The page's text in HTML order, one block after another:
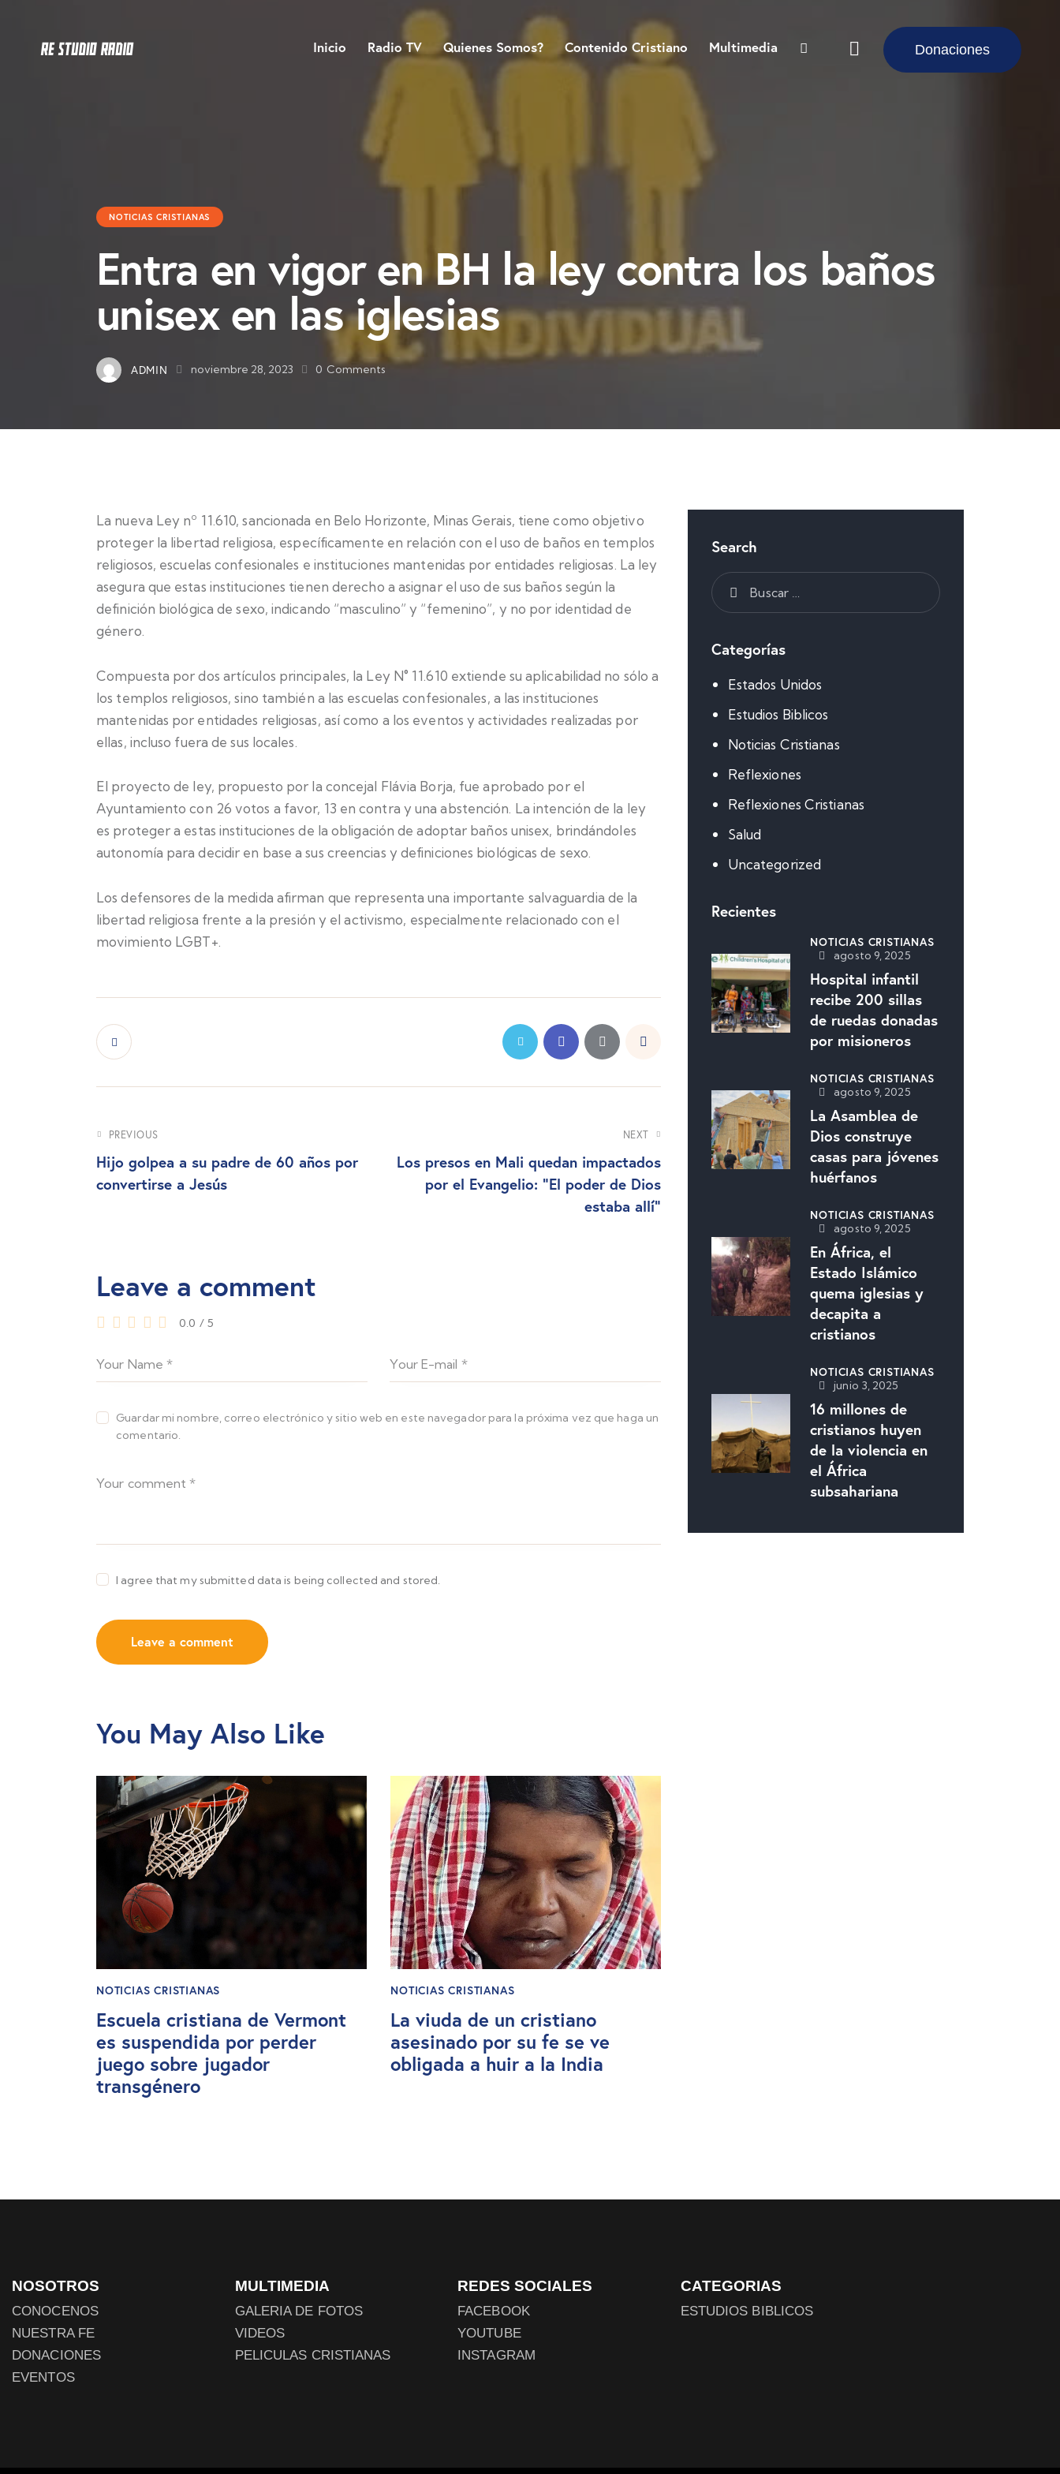
Inicio Radio TV Quienes Somos? Contenido Cristiano Multimedia Donaciones
NOTICIAS CRISTIANAS
Entra en vigor en BH la ley contra los baños
unisex en las iglesias
ADMIN noviembre 28, 2023 0 Comments
La nueva Ley nº 11.610, sancionada en Belo Horizonte, Minas Gerais, tiene como objetivo
proteger la libertad religiosa, específicamente en relación con el uso de baños en templos
religiosos, escuelas confesionales e instituciones mantenidas por entidades religiosas. La ley
asegura que estas instituciones tienen derecho a asignar el uso de sus baños según la
definición biológica de sexo, indicando “masculino” y “femenino”, y no por identidad de
género.
Compuesta por dos artículos principales, la Ley N° 11.610 extiende su aplicabilidad no sólo a
los templos religiosos, sino también a las escuelas confesionales, a las instituciones
mantenidas por entidades religiosas, así como a los eventos y actividades realizadas por
ellas, incluso fuera de sus locales.
El proyecto de ley, propuesto por la concejal Flávia Borja, fueaprobado por el
Ayuntamiento con 26 votos a favor, 13 en contra y una abstención. La intención de la ley
es proteger a estas instituciones de la obligación de adoptar baños unisex, brindándoles
autonomía para decidir en base a sus creencias y definiciones biológicas de sexo.
Los defensores de la medida afirman que representa una importante salvaguardia de la
libertad religiosa frente a la presión y el activismo, especialmente relacionado con el
movimiento LGBT+.
PREVIOUS
Hijo golpea a su padre de 60 años por
convertirse a Jesús
NEXT
Los presos en Mali quedan impactados
por el Evangelio: “El poder de Dios
estaba allí”
Leave a comment
0.0 / 5
Guardar mi nombre, correo electrónico y sitio web en este navegador para la próxima vez que haga un
comentario.
I agree that my submitted data is being collected and stored.
You May Also Like
NOTICIAS CRISTIANAS
Escuela cristiana de Vermont
es suspendida por perder
juego sobre jugador
transgénero
NOTICIAS CRISTIANAS
La viuda de un cristiano
asesinado por su fe se ve
obligada a huir a la India
Search
Categorías
Estados Unidos
Estudios Biblicos
Noticias Cristianas
Reflexiones
Reflexiones Cristianas
Salud
Uncategorized
Recientes
NOTICIAS CRISTIANAS
agosto 9, 2025
Hospital infantil
recibe 200 sillas
de ruedas donadas
por misioneros
NOTICIAS CRISTIANAS
agosto 9, 2025
La Asamblea de
Dios construye
casas para jóvenes
huérfanos
NOTICIAS CRISTIANAS
agosto 9, 2025
En África, el
Estado Islámico
quema iglesias y
decapita a
cristianos
NOTICIAS CRISTIANAS
junio 3, 2025
16 millones de
cristianos huyen
de la violencia en
el África
subsahariana
NOSOTROS
CONOCENOS
NUESTRA FE
DONACIONES
EVENTOS
MULTIMEDIA
GALERIA DE FOTOS
VIDEOS
PELICULAS CRISTIANAS
REDES SOCIALES
FACEBOOK
YOUTUBE
INSTAGRAM
CATEGORIAS
ESTUDIOS BIBLICOS